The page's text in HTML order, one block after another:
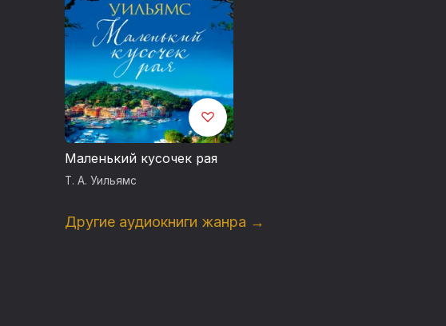
Маленький кусочек рая
Т. А. Уильямс
Другие аудиокниги жанра →